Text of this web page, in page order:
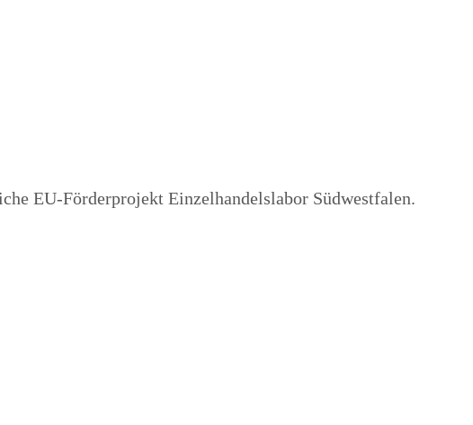
EU-Förderprojekt Einzelhandelslabor Südwestfalen.